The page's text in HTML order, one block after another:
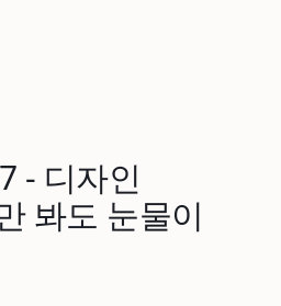
- 디자인
봐도 눈물이